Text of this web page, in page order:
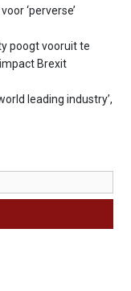
‘perverse’
poogt vooruit te
impact Brexit
leading industry’,